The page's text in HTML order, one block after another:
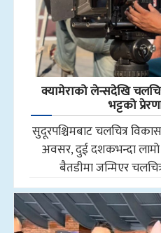
क्यामेराको लेन्सदेखि
भट्टको
सुदूरपश्चिमबाट चलचित्र विकास
अवसर, दुई दशकभन्दा लामो
बैतडीमा जन्मिएर